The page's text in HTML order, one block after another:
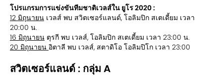
โปรแกรมการแข่งขันทีมชาติเวลส์ใน ยูโร 2020 :
12 มิถุนายน เวลส์ พบ สวิตเซอร์แลนด์, โอลิมปิก สเตเดี้ยม เวลา
20:00 น.
16 มิถุนายน ตุรกี พบ เวลส์, โอลิมปิก สเตเดี้ยม เวลา 23:00 น.
20 มิถุนายน อิตาลี พบ เวลส์, สตาดิโอ โอลิมปิโก เวลา 23:00
สวิตเซอร์แลนด์ : กลุ่ม A